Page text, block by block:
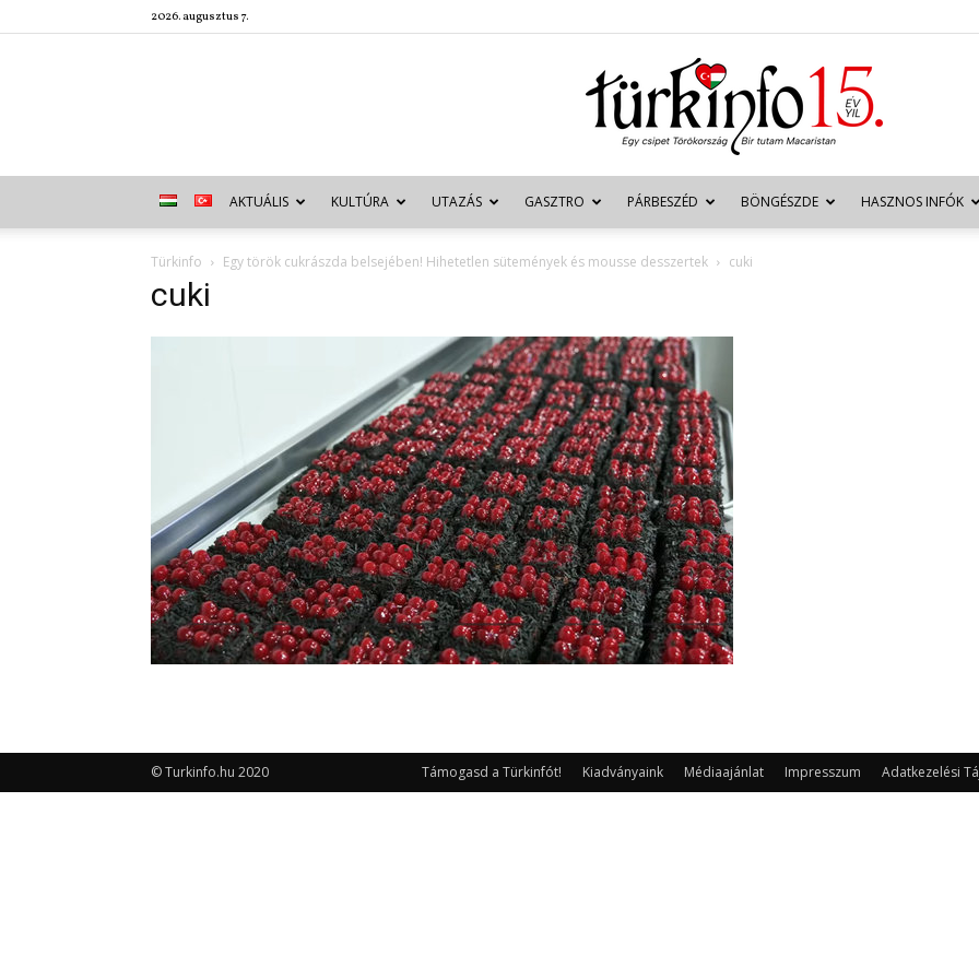
2026. augusztus 7.
Türkinfo
AKTUÁLIS KULTÚRA UTAZÁS GASZTRO PÁRBESZÉD BÖNGÉSZDE HASZNOS INFÓK
Türkinfo Egy török cukrászda belsejében! Hihetetlen sütemények és mousse desszertek cuki
cuki
Támogasd a Türkinfót! Kiadványaink Médiaajánlat Impresszum Adatkezelési
© Turkinfo.hu 2020